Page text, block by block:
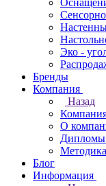
Эко -
Бренды
Компания
Назад
О
Дипломы
Методика
Блог
Информация